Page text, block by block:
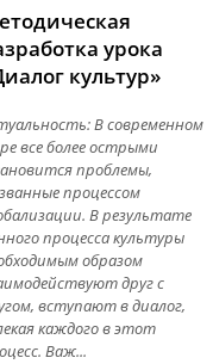
урока
культур»
В современном
все более острыми
проблемы,
процессом
В результате
процесса культуры
образом
друг с
вступают в диалог,
каждого в этот
Важ...